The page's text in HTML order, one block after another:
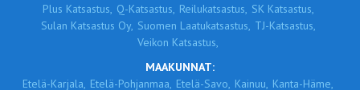
Plus Katsastus, Q-Katsastus, Reilukatsastus, SK Katsastus,
Sulan Katsastus Oy, Suomen Laatukatsastus, TJ-Katsastus,
Veikon Katsastus,
MAAKUNNAT:
Etelä-Karjala, Etelä-Pohjanmaa, Etelä-Savo, Kainuu, Kanta-Häme,